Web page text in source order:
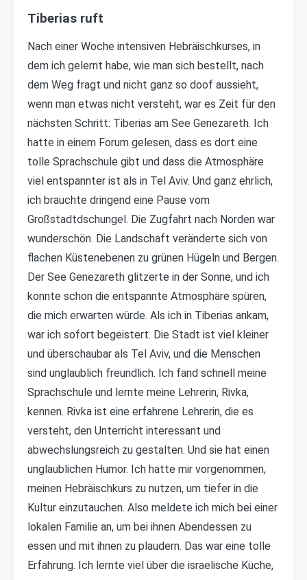
Tiberias ruft
Nach einer Woche intensiven Hebräischkurses, in
dem ich gelernt habe, wie man sich bestellt, nach
dem Weg fragt und nicht ganz so doof aussieht,
wenn man etwas nicht versteht, war es Zeit für den
nächsten Schritt: Tiberias am See Genezareth. Ich
hatte in einem Forum gelesen, dass es dort eine
tolle Sprachschule gibt und dass die Atmosphäre
viel entspannter ist als in Tel Aviv. Und ganz ehrlich,
ich brauchte dringend eine Pause vom
Großstadtdschungel. Die Zugfahrt nach Norden war
wunderschön. Die Landschaft veränderte sich von
flachen Küstenebenen zu grünen Hügeln und Bergen.
Der See Genezareth glitzerte in der Sonne, und ich
konnte schon die entspannte Atmosphäre spüren,
die mich erwarten würde. Als ich in Tiberias ankam,
war ich sofort begeistert. Die Stadt ist viel kleiner
und überschaubar als Tel Aviv, und die Menschen
sind unglaublich freundlich. Ich fand schnell meine
Sprachschule und lernte meine Lehrerin, Rivka,
kennen. Rivka ist eine erfahrene Lehrerin, die es
versteht, den Unterricht interessant und
abwechslungsreich zu gestalten. Und sie hat einen
unglaublichen Humor. Ich hatte mir vorgenommen,
meinen Hebräischkurs zu nutzen, um tiefer in die
Kultur einzutauchen. Also meldete ich mich bei einer
lokalen Familie an, um bei ihnen Abendessen zu
essen und mit ihnen zu plaudern. Das war eine tolle
Erfahrung. Ich lernte viel über die israelische Küche,